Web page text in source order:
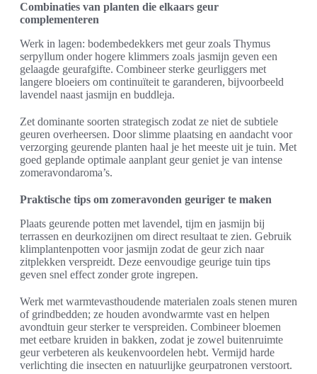
Combinaties van planten die elkaars geur
complementeren
Werk in lagen: bodembedekkers met geur zoals Thymus
serpyllum onder hogere klimmers zoals jasmijn geven een
gelaagde geurafgifte. Combineer sterke geurliggers met
langere bloeiers om continuïteit te garanderen, bijvoorbeeld
lavendel naast jasmijn en buddleja.
Zet dominante soorten strategisch zodat ze niet de subtiele
geuren overheersen. Door slimme plaatsing en aandacht voor
verzorging geurende planten haal je het meeste uit je tuin. Met
goed geplande optimale aanplant geur geniet je van intense
zomeravondaroma’s.
Praktische tips om zomeravonden geuriger te maken
Plaats geurende potten met lavendel, tijm en jasmijn bij
terrassen en deurkozijnen om direct resultaat te zien. Gebruik
klimplantenpotten voor jasmijn zodat de geur zich naar
zitplekken verspreidt. Deze eenvoudige geurige tuin tips
geven snel effect zonder grote ingrepen.
Werk met warmtevasthoudende materialen zoals stenen muren
of grindbedden; ze houden avondwarmte vast en helpen
avondtuin geur sterker te verspreiden. Combineer bloemen
met eetbare kruiden in bakken, zodat je zowel buitenruimte
geur verbeteren als keukenvoordelen hebt. Vermijd harde
verlichting die insecten en natuurlijke geurpatronen verstoort.